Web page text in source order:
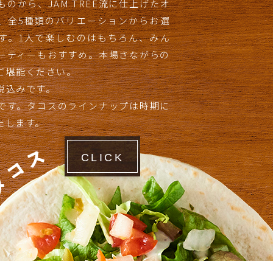
のから、JAM TREE流に仕上げたオ
全5種類のバリエーションからお選
。1人で楽しむのはもちろん、みん
ティーもおすすめ。本場さながらの
堪能ください。
込みです。
す。タコスのラインナップは時期に
します。
CLICK